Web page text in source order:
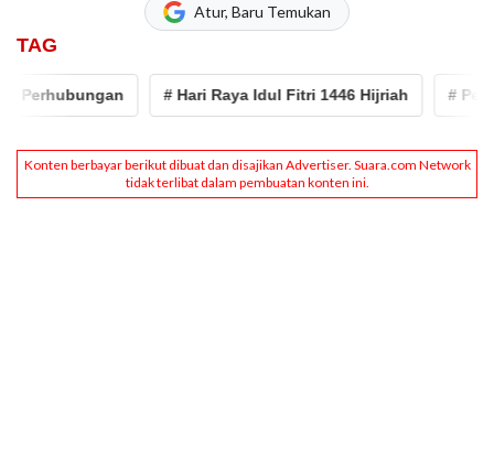
Atur, Baru Temukan
TAG
# Hari Raya Idul Fitri 1446 Hijriah # Pemkot